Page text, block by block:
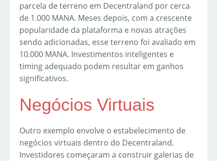
parcela de terreno em Decentraland por cerca
de 1.000 MANA. Meses depois, com a crescente
popularidade da plataforma e novas atrações
sendo adicionadas, esse terreno foi avaliado em
10.000 MANA. Investimentos inteligentes e
timing adequado podem resultar em ganhos
significativos.
Negócios Virtuais
Outro exemplo envolve o estabelecimento de
negócios virtuais dentro do Decentraland.
Investidores começaram a construir galerias de